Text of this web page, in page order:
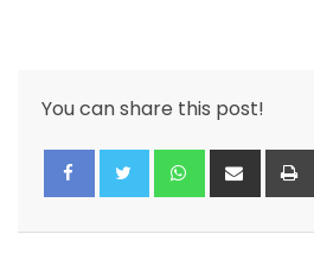
You can share this post!
Whatsapp
Share
via